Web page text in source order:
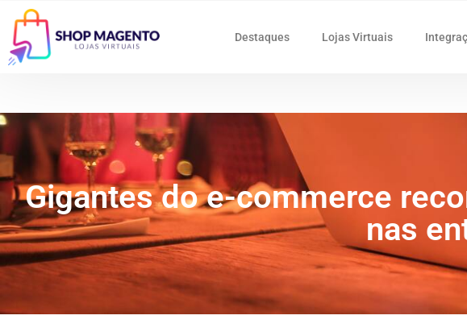
Destaques Lojas Virtuais
Gigantes do e-commerce
nas